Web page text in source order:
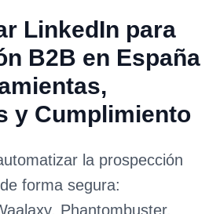
LinkedIn para
B2B en España
y Cumplimiento
la prospección
forma segura:
Phantombuster,